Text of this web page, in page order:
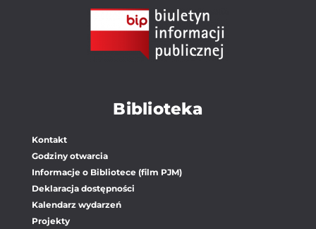
Biblioteka
Kontakt
Godziny otwarcia
Informacje o Bibliotece (film PJM)
Deklaracja dostępności
Kalendarz wydarzeń
Projekty